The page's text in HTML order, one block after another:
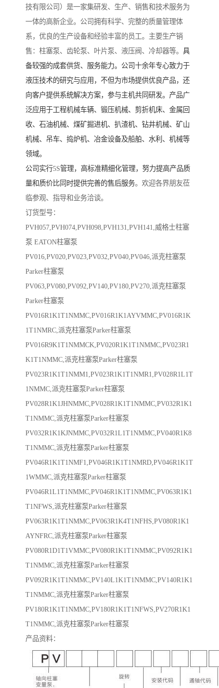
技有限公司）是一家集研发、生产、销售和技术服务为
一体的高新企业。公司拥有科学、完整的质量管理体
系，优良的生产设备和经验丰富的员工。主要生产销
售：柱塞泵、齿轮泵、叶片泵、液压阀、冷却器等。 具
备较强的成套供货、服务能力。公司十余年专心致力于
液压技术的研究与应用，不但为市场提供优良产品，还
向客户提供系统解决方案，参与主机共同研发。产品广
泛应用于工程机械车辆、锻压机械、剪折机床、金属回
收、石油机械、煤矿掘进机、扒渣机、钻井机械、矿山
机械、吊车、捣炉机、冶金设备及船舶、水利、机械等
领域。
公司实行5S管理，高标准精细化管理，努力提高产品质
量和质价比同时提供完善的售后服务。欢迎各界朋友莅
临参观、指导和业务洽谈。
订货型号：
PVH057,PVH074,PVH098,PVH131,PVH141,威格士柱塞
泵 EATON柱塞泵
PV016,PV020,PV023,PV032,PV040,PV046,派克柱塞泵
Parker柱塞泵
PV063,PV080,PV092,PV140,PV180,PV270,派克柱塞泵
Parker柱塞泵
PV016R1K1T1NMMC,PV016R1K1AYVMMC,PV016R1K
1T1NMRC,派克柱塞泵Parker柱塞泵
PV016R9K1T1NMMCK,PV020R1K1T1NMMC,PV023R1
K1T1NMMC,派克柱塞泵Parker柱塞泵
PV023R1K1T1NMM1,PV023R1K1T1NMR1,PV028R1L1T
1NMMC,派克柱塞泵Parker柱塞泵
PV028R1K1JHNMMC,PV028R1K1T1NMMC,PV032R1K1
T1NMMC,派克柱塞泵Parker柱塞泵
PV032R1K1KJNMMC,PV032R1L1T1NMMC,PV040R1K8
T1NMMC,派克柱塞泵Parker柱塞泵
PV046R1K1T1NMF1,PV046R1K1T1NMRD,PV046R1K1T
1WMMC,派克柱塞泵Parker柱塞泵
PV046R1L1T1NMMC,PV046R1K1T1NMMC,PV063R1K1
T1NFWS,派克柱塞泵Parker柱塞泵
PV063R1K1T1NMMC,PV063R1K4T1NFHS,PV080R1K1
AYNFRC,派克柱塞泵Parker柱塞泵
PV080R1D1T1VMMC,PV080R1K1T1NMMC,PV092R1K1
T1NMMC,派克柱塞泵Parker柱塞泵
PV092R1K1T1NMMC,PV140L1K1T1NMMC,PV140R1K1
T1NMMC,派克柱塞泵Parker柱塞泵
PV180R1K1T1NMMC,PV180R1K1T1NFWS,PV270R1K1
T1NMMC,派克柱塞泵Parker柱塞泵
产品资料：